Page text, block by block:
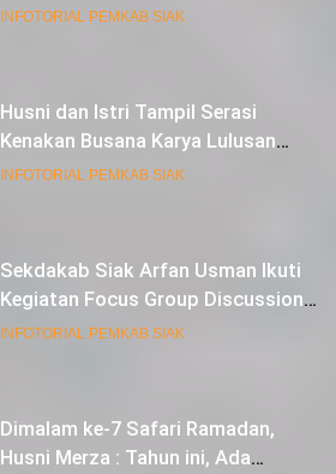
INFOTORIAL PEMKAB SIAK
Husni dan Istri Tampil Serasi
Kenakan Busana Karya Lulusan
SMK Pariwisata Siak, di Lancang
INFOTORIAL PEMKAB SIAK
Sekdakab Siak Arfan Usman Ikuti
Kegiatan Focus Group Discussion
Tentang Kebijakan Penganggaran
INFOTORIAL PEMKAB SIAK
Dimalam ke-7 Safari Ramadan,
Husni Merza : Tahun ini, Ada